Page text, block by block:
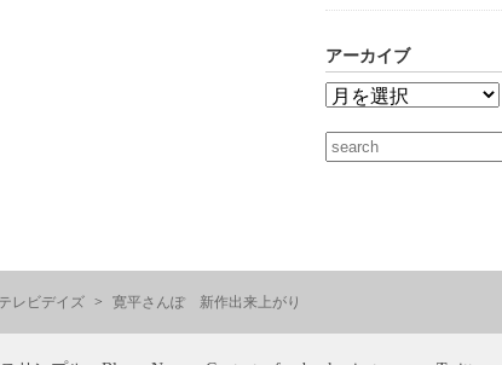
アーカイブ
テレビデイズ 寛平さんぽ 新作出来上がり